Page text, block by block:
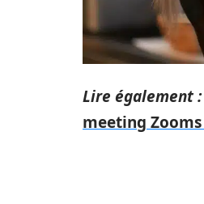
Lire également :
meeting